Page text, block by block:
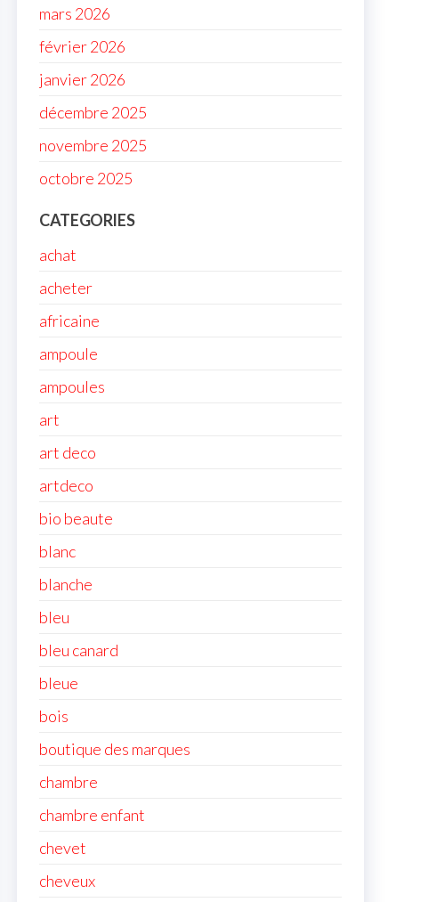
mars 2026
février 2026
janvier 2026
décembre 2025
novembre 2025
octobre 2025
CATEGORIES
achat
acheter
africaine
ampoule
ampoules
art
art deco
artdeco
bio beaute
blanc
blanche
bleu
bleu canard
bleue
bois
boutique des marques
chambre
chambre enfant
chevet
cheveux